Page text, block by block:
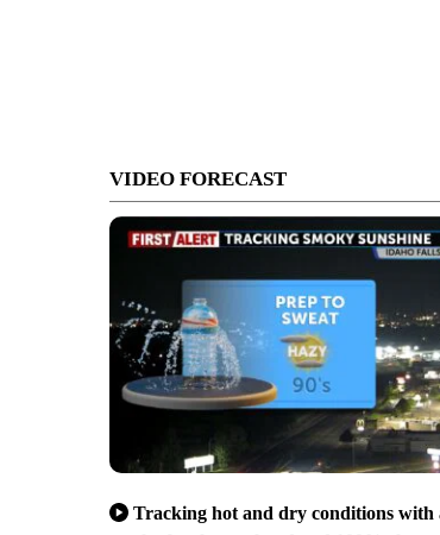
VIDEO FORECAST
Tracking hot and dry conditions with